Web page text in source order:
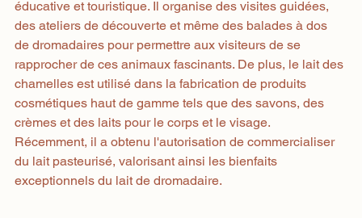
éducative et touristique. Il organise des visites guidées,
des ateliers de découverte et même des balades à dos
de dromadaires pour permettre aux visiteurs de se
rapprocher de ces animaux fascinants. De plus, le lait des
chamelles est utilisé dans la fabrication de produits
cosmétiques haut de gamme tels que des savons, des
crèmes et des laits pour le corps et le visage.
Récemment, il a obtenu l'autorisation de commercialiser
du lait pasteurisé, valorisant ainsi les bienfaits
exceptionnels du lait de dromadaire.